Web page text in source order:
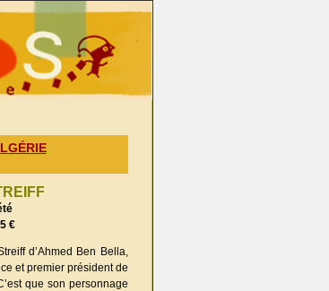
€
d’Ahmed Ben Bella,
et premier président de
que son personnage